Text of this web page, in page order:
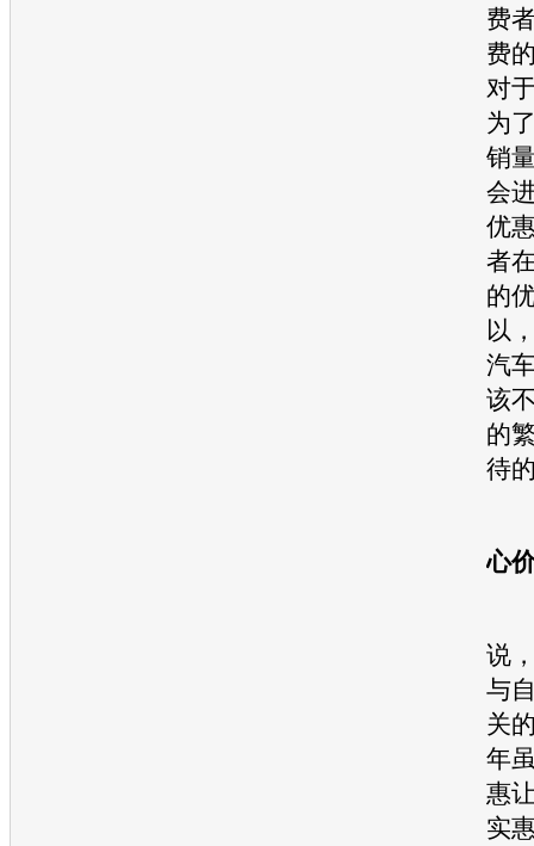
费
费
对
为
销
会
优
者
的
以
汽
该
的
待
心
说
与
关
年
惠
实